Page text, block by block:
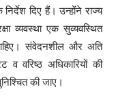
दिए हैं। उन्होंने राज्य
व्यवस्था एक सुव्यवस्थित
संवेदनशील और अति
व वरिष्ठ अधिकारियों की
की जाए।